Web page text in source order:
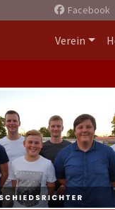
Facebook
Verein